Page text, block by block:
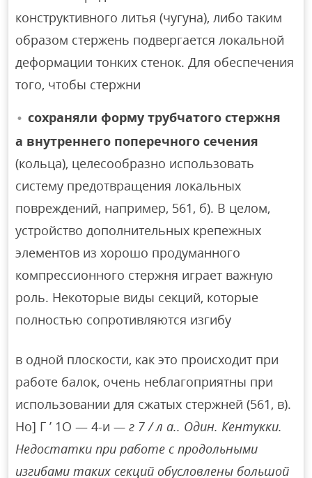
конструктивного литья (чугуна), либо таким
образом стержень подвергается локальной
деформации тонких стенок. Для обеспечения
того, чтобы стержни
сохраняли форму трубчатого стержня
а внутреннего поперечного сечения
(кольца), целесообразно использовать
систему предотвращения локальных
повреждений, например, 561, б). В целом,
устройство дополнительных крепежных
элементов из хорошо продуманного
компрессионного стержня играет важную
роль. Некоторые виды секций, которые
полностью сопротивляются изгибу
в одной плоскости, как это происходит при
работе балок, очень неблагоприятны при
использовании для сжатых стержней (561, в).
Но] Г ’ 1О — 4-и — г 7 / л а.. Один. Кентукки.
Недостатки при работе с продольными
изгибами таких секций обусловлены большой